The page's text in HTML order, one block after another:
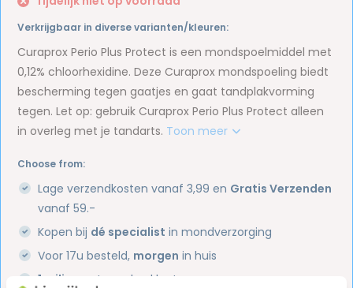
Verkrijgbaar in diverse varianten/kleuren:
Curaprox Perio Plus Protect is een mondspoelmiddel met
0,12% chloorhexidine. Deze Curaprox mondspoeling biedt
bescherming tegen gaatjes en gaat tandplakvorming
tegen. Let op: gebruik Curaprox Perio Plus Protect alleen
in overleg met je tandarts. Toon meer
Choose from:
Lage verzendkosten vanaf 3,99 en Gratis Verzenden
vanaf 59.-
Kopen bij dé specialist in mondverzorging
Voor 17u besteld, morgen in huis
1 miljoen+
tevreden klanten